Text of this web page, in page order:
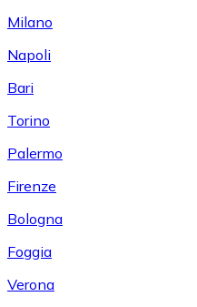
Milano
Napoli
Bari
Torino
Palermo
Firenze
Bologna
Foggia
Verona